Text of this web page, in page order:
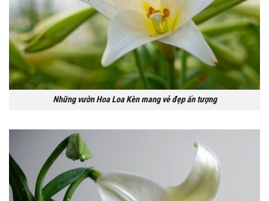
Những vườn Hoa Loa Kèn mang vẻ đẹp ấn tượng